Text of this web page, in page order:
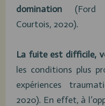
domination
Courtois, 2020).
La fuite est difficile,
les conditions plus
expériences
2020). En effet, à